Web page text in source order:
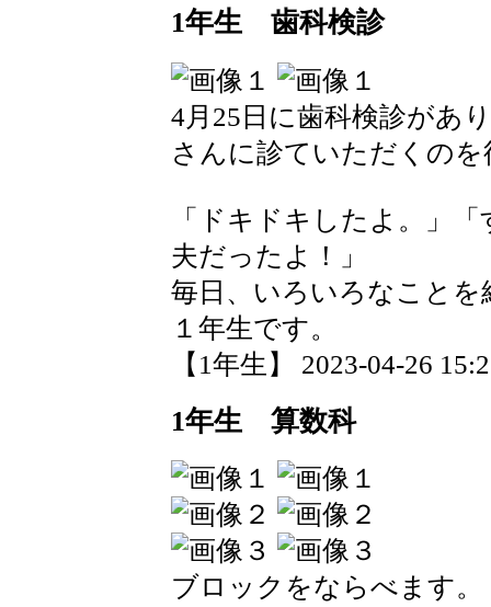
1年生 歯科検診
4月25日に歯科検診があ
さんに診ていただくの
「ドキドキしたよ。」
夫だったよ！」
毎日、いろいろなこと
１年生です。
【1年生】 2023-04-26
1年生 算数科
ブロックをならべます。